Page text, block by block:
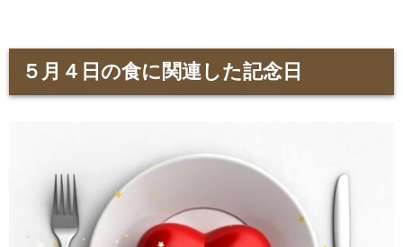
５月４日の食に関連した記念日